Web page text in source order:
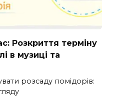
Розкриття терміну
в музиці та
розсаду помідорів: